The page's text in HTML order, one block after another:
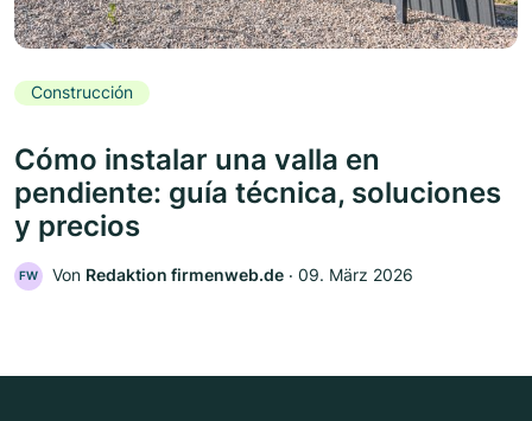
Construcción
Cómo instalar una valla en
pendiente: guía técnica, soluciones
y precios
FW Von Redaktion firmenweb.de ‧ 09. März 2026